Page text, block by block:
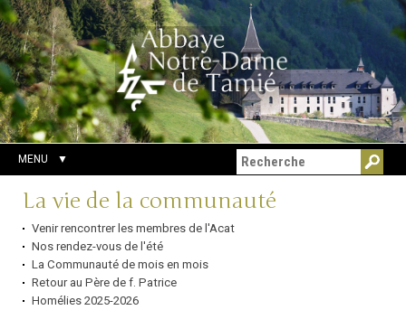
Aller
au
contenu.
|
Aller
à
la
navigation
Outils
personnels
Chercher par
Recherche
avancée…
MENU
Navigation
La vie de la communauté
Venir rencontrer les membres de l'Acat
Nos rendez-vous de l'été
La Communauté de mois en mois
Retour au Père de f. Patrice
Homélies 2025-2026